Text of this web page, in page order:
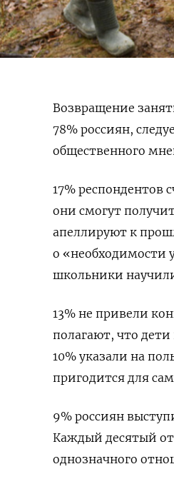
Возвращение
78% россиян,
общественного
17% респондентов
они смогут
апеллируют к
о «необходимости
школьники
13% не привели
полагают, что
10% указали на
пригодится для
9% россиян
Каждый десятый
однозначного